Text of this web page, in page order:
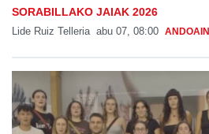
SORABILLAKO JAIAK 2026
Lide Ruiz Telleria abu 07, 08:00 ANDOAIN